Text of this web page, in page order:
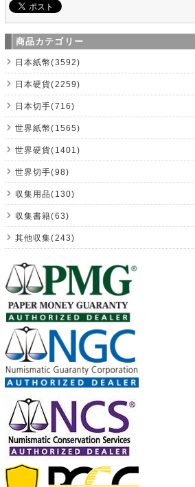
商品カテゴリー
日本紙幣(3592)
日本硬貨(2259)
日本切手(716)
世界紙幣(1565)
世界硬貨(1401)
世界切手(98)
収集用品(130)
収集書籍(63)
其他収集(243)